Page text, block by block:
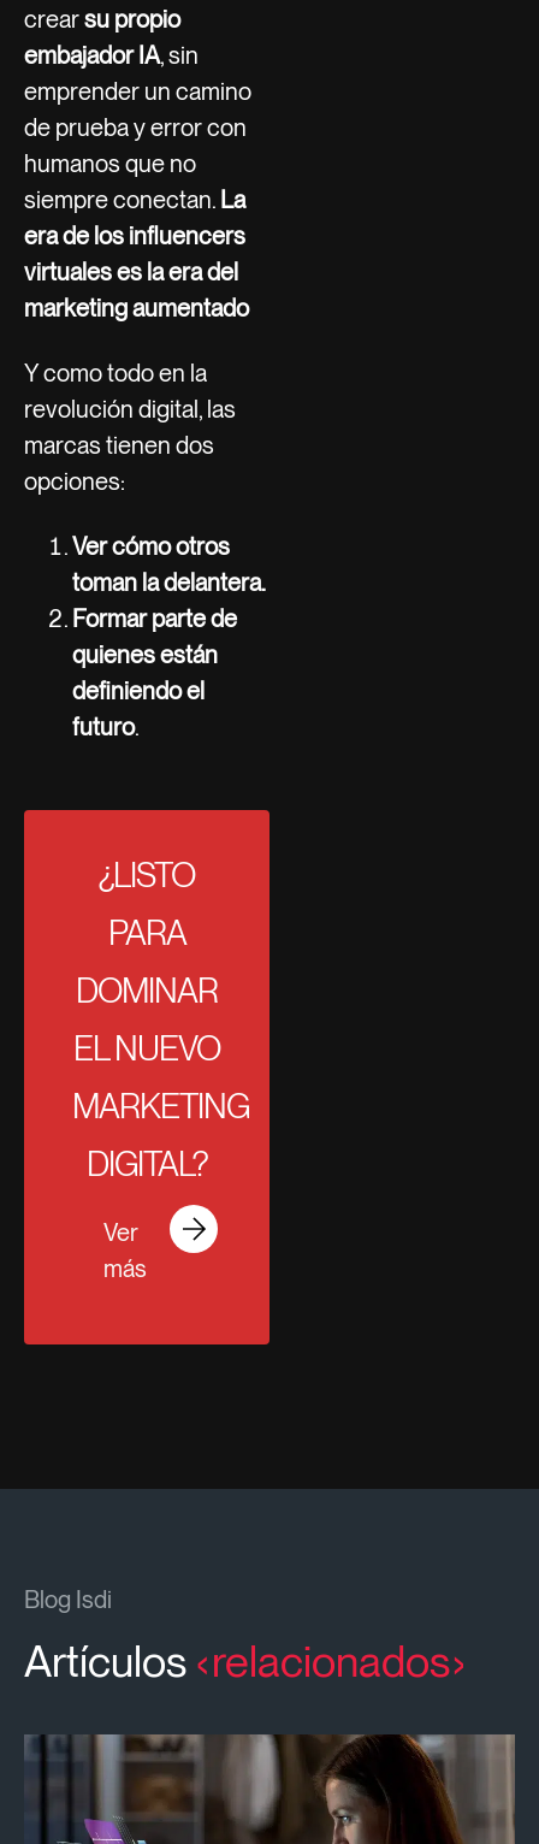
crearsu propio
embajador IA, sin
emprender un camino
de prueba y error con
humanos que no
siempre conectan. La
era de los influencers
virtuales es la era del
marketing aumentado
Y como todo en la
revolución digital, las
marcas tienen dos
opciones:
Ver cómo otros
toman la delantera.
Formar parte de
quienes están
definiendo el
futuro.
¿LISTO
PARA
DOMINAR
EL NUEVO
MARKETING
DIGITAL?
Ver
más
Blog Isdi
Artículos relacionados